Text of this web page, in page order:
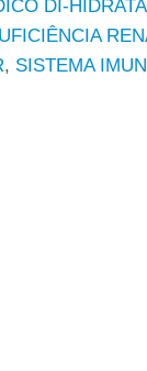
DI-
, SISTEMA